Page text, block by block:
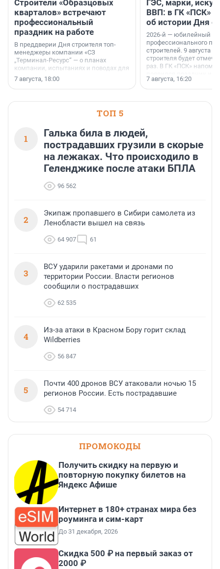
Строители «Образцовых
кварталов» встречают
профессиональный
праздник на работе
В преддверии Дня строителя топ-
менеджеры компании «СЗ
„Терминал-Ресурс“ — о планах
компании, испытаниях и поводах для
осторожного оптимизма.
7 августа, 18:00
ГЭС, марки,
ВВП: в ГК «ПСК»
об истории Дня
2026-й — юбилейный
профессионального
строителей. 9 августа
строителя будет
раз. В ГК «ПСК»
поменялась роль
7 августа, 16:20
ТОП 5
1
Галька била в людей,
пострадавших грузили в скорые
на лежаках. Что происходило в
Геленджике после атаки БПЛА
96 562
2
Экипаж пропавшего в Сибири самолета из
Ленобласти вышел на связь
64 907 61
3
ВСУ ударили ракетами и дронами по
территории России. Власти регионов
сообщили о пострадавших
62 535
4
Из-за атаки в Красном Бору горит склад
Wildberries
56 847
5
Почти 400 дронов ВСУ атаковали ночью 15
регионов России. Есть пострадавшие
54 714
ПРОМОКОДЫ
Получить скидку на первую и
повторную покупку билетов на
Яндекс Афише
Интернет в 180+ странах мира без
роуминга и сим-карт
До 31 декабря, 2026
Скидка 500 ₽ на первый заказ от
2000 ₽